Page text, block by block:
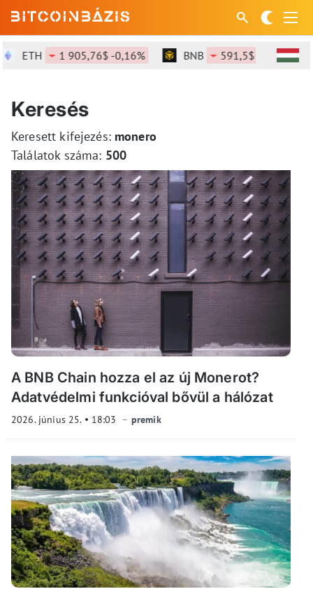
ETH 1 905,76$ -0,16% BNB 591,5$ -0,74%
Keresés
Keresett kifejezés: monero
Találatok száma: 500
A BNB Chain hozza el az új Monerot?
Adatvédelmi funkcióval bővül a hálózat
2026. június 25. 18:03 premik